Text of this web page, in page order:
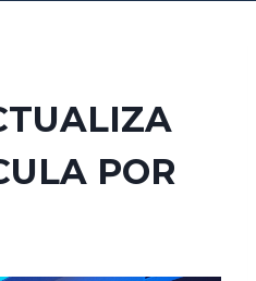
POR